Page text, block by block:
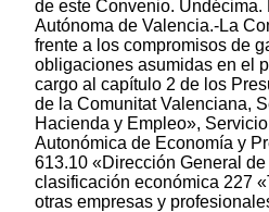
de este Convenio.
Autónoma de Valencia.-La
frente a los compromisos de
obligaciones asumidas en el
cargo al capítulo 2 de los
de la Comunitat Valenciana,
Hacienda y Empleo»,
Autonómica de Economía y
613.10 «Dirección General
clasificación económica 227
otras empresas y